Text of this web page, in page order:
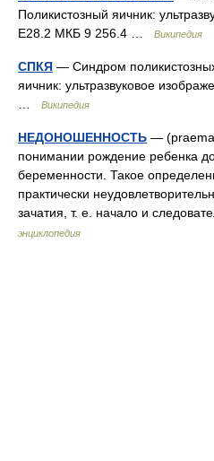
Поликистозный яичник:
E28.2 МКБ 9 256.4 …
Википедия
СПКЯ — Синдром
яичник: ультразвуковое
Википедия
НЕДОНОШЕННОСТЬ —
понимании рождение ребенка
беременности. Такое
практически
зачатия, т. е. начало и
энциклопедия